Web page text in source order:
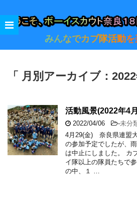
みんなでカブ隊活動を
「 月別アーカイブ：
活動風景(2022年4
2022/04/06 -未分
4月29(金) 奈良県連盟
の参加予定でしたが、
は中止にしました。 カ
イ隊以上の隊員たちで
の中、１ …